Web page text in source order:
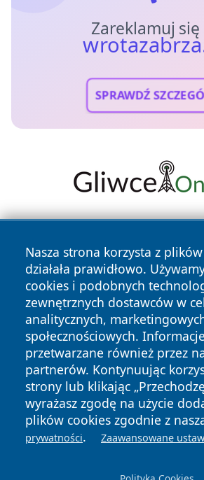
Zareklamuj się
SPRAWDŹ
Nasza strona korzysta z
działała prawidłowo.
cookies i podobnych
zewnętrznych dostawców w
analitycznych,
społecznościowych.
przetwarzane również przez
partnerów. Kontynuując
strony lub klikając
wyrażasz zgodę na użycie
plików cookies zgodnie z
prywatności. Zaawansowane
Copyright © 2026 wrotazabrza.pl
zastrzeżone.
News Autorzy
Polityka
Prywatności